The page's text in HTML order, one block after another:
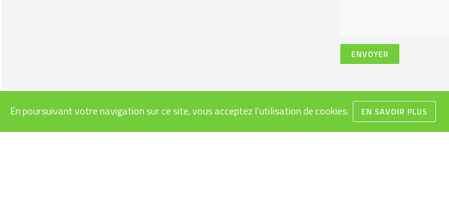
VÉLOS
CARGOS
INFOS PRATIQUES
SUBVENTIONS VÉLOS ÉLECTRIQUES
L’ÉQUIPE
BLOG
En poursuivant votre navigation sur ce site, vous acceptez l’utilisation de cookies. EN SAVOIR PLUS